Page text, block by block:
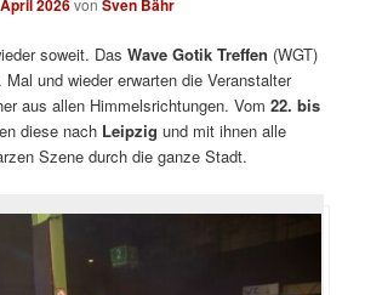
2026 Sven Bähr
soweit. DasWave Gotik Treffen (WGT)
und wieder erwarten die Veranstalter
aus allen Himmelsrichtungen. Vom22. bis
diese nach Leipzig und mit ihnen alle
Szene durch die ganze Stadt.